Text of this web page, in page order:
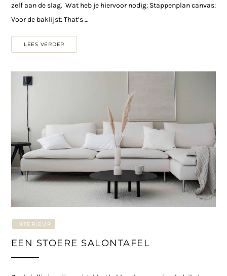
zelf aan de slag. Wat heb je hiervoor nodig: Stappenplan canvas:
Voor de baklijst: That’s …
LEES VERDER
INTERIEUR
EEN STOERE SALONTAFEL